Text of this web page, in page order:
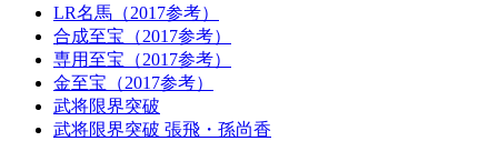
LR名馬（2017参考）
合成至宝（2017参考）
専用至宝（2017参考）
金至宝（2017参考）
武将限界突破
武将限界突破 張飛・孫尚香